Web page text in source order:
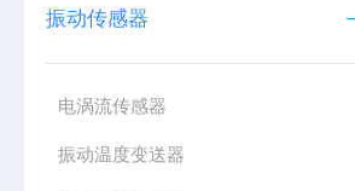
振动传感器
电涡流传感器
振动温度变送器